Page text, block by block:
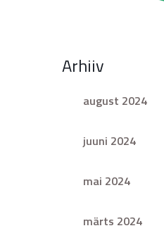
Arhiiv
august 2024
juuni 2024
mai 2024
märts 2024